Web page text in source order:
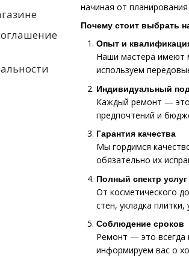
начиная от
Почему стоит выбрать
Опыт и
Наши мастера имеют
используем
Индивидуальный
Каждый ремонт —
предпочтений и
Гарантия качества
Мы гордимся
обязательно их
Полный спектр услуг
От косметического
стен, укладка
Соблюдение сроков
Ремонт — это всегда
информируем вас о